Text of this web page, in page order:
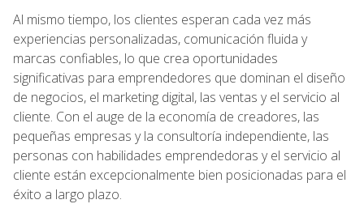
Al mismo tiempo, los clientes esperan cada vez más
experiencias personalizadas, comunicación fluida y
marcas confiables, lo que crea oportunidades
significativas para emprendedores que dominan el diseño
de negocios, el marketing digital, las ventas y el servicio al
cliente. Con el auge de la economía de creadores, las
pequeñas empresas y la consultoría independiente, las
personas con habilidades emprendedoras y el servicio al
cliente están excepcionalmente bien posicionadas para el
éxito a largo plazo.